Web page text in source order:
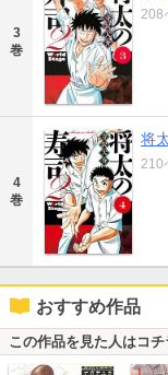
3
巻
208
4
巻
将
210
おすすめ作品
この作品を見た人はコ